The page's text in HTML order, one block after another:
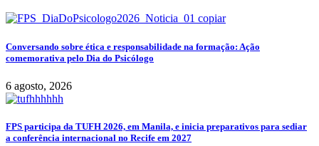
Conversando sobre ética e responsabilidade na formação: Ação
comemorativa pelo Dia do Psicólogo
6 agosto, 2026
FPS participa da TUFH 2026, em Manila, e inicia preparativos para sediar
a conferência internacional no Recife em 2027